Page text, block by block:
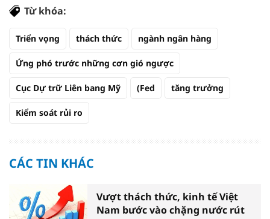
Từ khóa:
Triển vọng thách thức ngành ngân hàng
Ứng phó trước những cơn gió ngược
Cục Dự trữ Liên bang Mỹ (Fed tăng trưởng
Kiểm soát rủi ro
CÁC TIN KHÁC
Vượt thách thức, kinh tế Việt
Nam bước vào chặng nước rút